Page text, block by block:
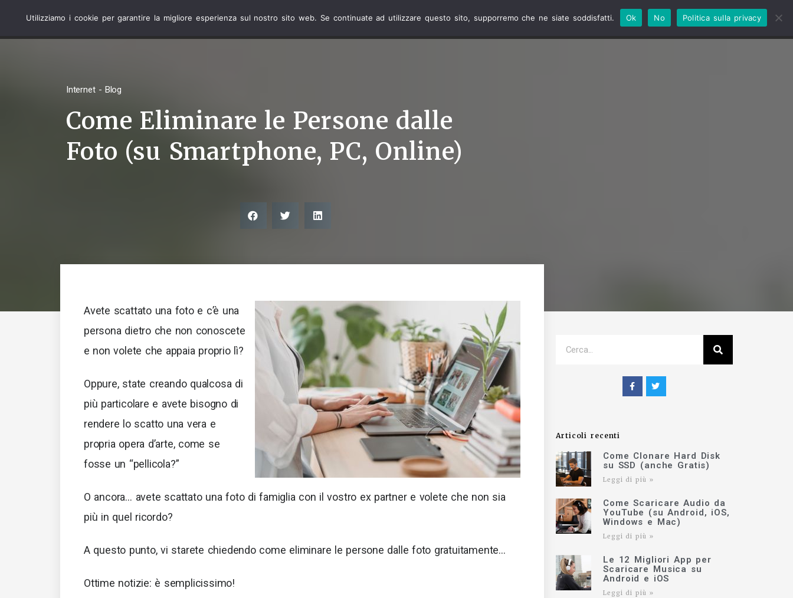
COMPUTER INTERNET TELEFONO TV
Internet - Blog
Come Eliminare le Persone dalle
Foto (su Smartphone, PC, Online)
Avete scattato una foto e c’è una
persona dietro che non conoscete
e non volete che appaia proprio lì?
Oppure, state creando qualcosa di
più particolare e avete bisogno di
rendere lo scatto una vera e
propria opera d’arte, come se
fosse un “pellicola?”
O ancora… avete scattato una foto di famiglia con il vostro ex partner e volete che non sia
più in quel ricordo?
A questo punto, vi starete chiedendo come eliminare le persone dalle foto gratuitamente…
Ottime notizie: è semplicissimo!
Articoli recenti
Come Clonare Hard Disk
su SSD (anche Gratis)
Leggi di più »
Come Scaricare Audio da
YouTube (su Android, iOS,
Windows e Mac)
Leggi di più »
Le 12 Migliori App per
Scaricare Musica su
Android e iOS
Leggi di più »
Utilizziamo i cookie per garantire la migliore esperienza sul nostro sito web. Se continuate ad utilizzare questo sito, supporremo che ne siate soddisfatti. Ok No Politica sulla privacy